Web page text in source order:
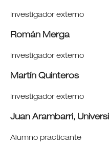
Investigador externo
Román Merga
Investigador externo
Martín Quinteros
Investigador externo
Juan Arambarri,
Alumno practicante